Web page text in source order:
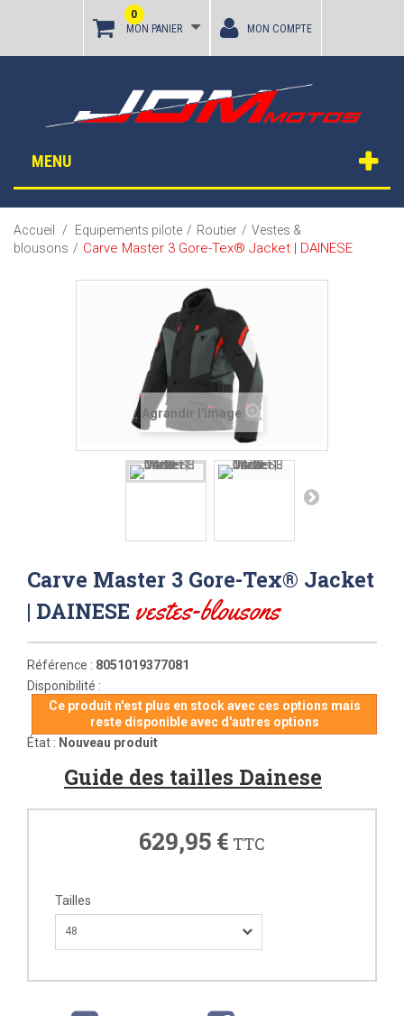
MON PANIER
0
MON COMPTE
MENU
Accueil / Equipements pilote / Routier / Vestes &
blousons / Carve Master 3 Gore-Tex® Jacket | DAINESE
Agrandir l'image
Carve Master 3 Gore-Tex® Jacket
| DAINESE vestes-blousons
Référence : 8051019377081
Disponibilité :
Ce produit n'est plus en stock avec ces options mais
reste disponible avec d'autres options
État : Nouveau produit
Guide des tailles Dainese
629,95 € TTC
Tailles
48